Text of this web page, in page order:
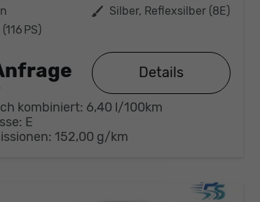
Außenfarbe Silber, Reflexsilber (8E)
PS)
Details
kombiniert: 6,40 l/100km
E
152,00 g/km